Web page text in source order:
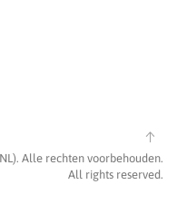
Alle rechten voorbehouden.
All rights reserved.